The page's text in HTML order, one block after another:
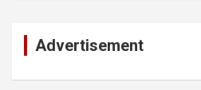
Advertisement